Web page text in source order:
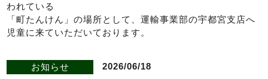
われている
「町たんけん」の場所として、運輸事業部の宇都宮支店へ
児童に来ていただいております。
お知らせ
2026/06/18